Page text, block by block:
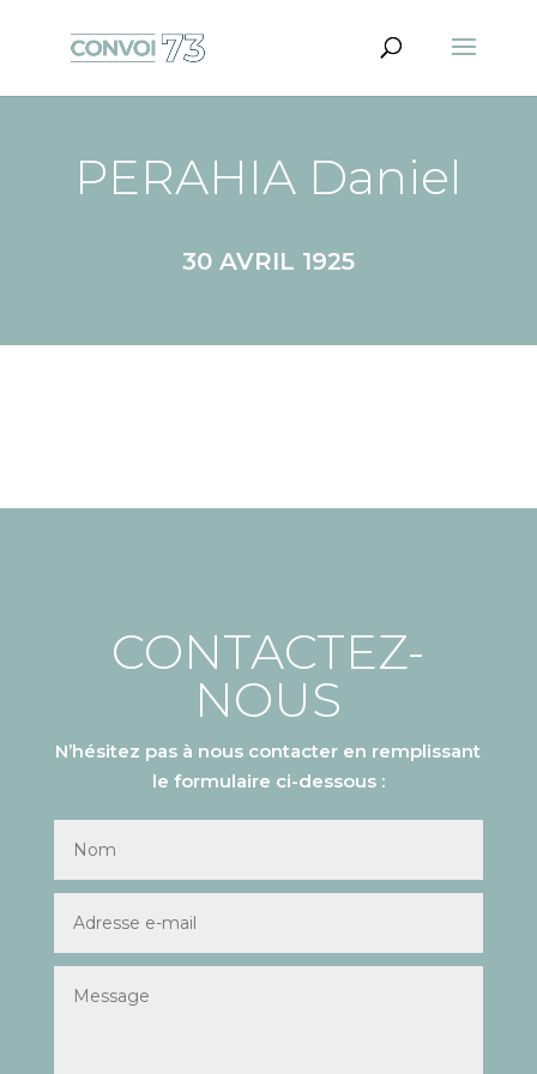
PERAHIA Daniel
30 AVRIL 1925
CONTACTEZ-
NOUS
N’hésitez pas à nous contacter en remplissant
le formulaire ci-dessous :